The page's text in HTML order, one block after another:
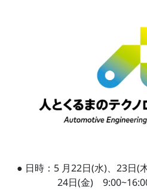
● 日時：5 月22日(水)、23日
24日(金)